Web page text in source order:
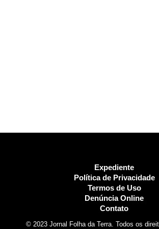
Expediente
Política de Privacidade
Termos de Uso
Denúncia Online
Contato
© 2023 Jornal Folha da Terra. Todos os